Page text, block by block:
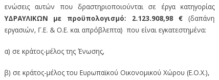
ενώσεις αυτών που δραστηριοποιούνται σε έργα κατηγορίας
ΥΔΡΑΥΛΙΚΩΝ με προϋπολογισμό: 2.123.908,98 €(δαπάνη
εργασιών, Γ.Ε. & Ο.Ε. και απρόβλεπτα) που είναι εγκατεστημένα:
α) σε κράτος-μέλος της Ένωσης,
β) σε κράτος-μέλος του Ευρωπαϊκού Οικονομικού Χώρου (Ε.Ο.Χ.),